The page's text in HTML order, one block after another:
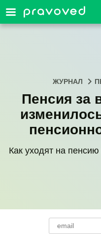
ЖУРНАЛ
Пенсия за
Как уходят на